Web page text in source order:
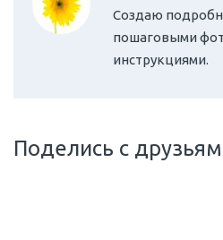
Создаю
пошаговыми
инструкциями.
Поделись с